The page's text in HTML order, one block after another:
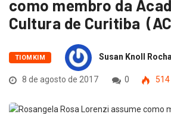
como membro da
Cultura de Curitiba
TIOMKIM Susan Knoll
8 de agosto de 2017 0 514